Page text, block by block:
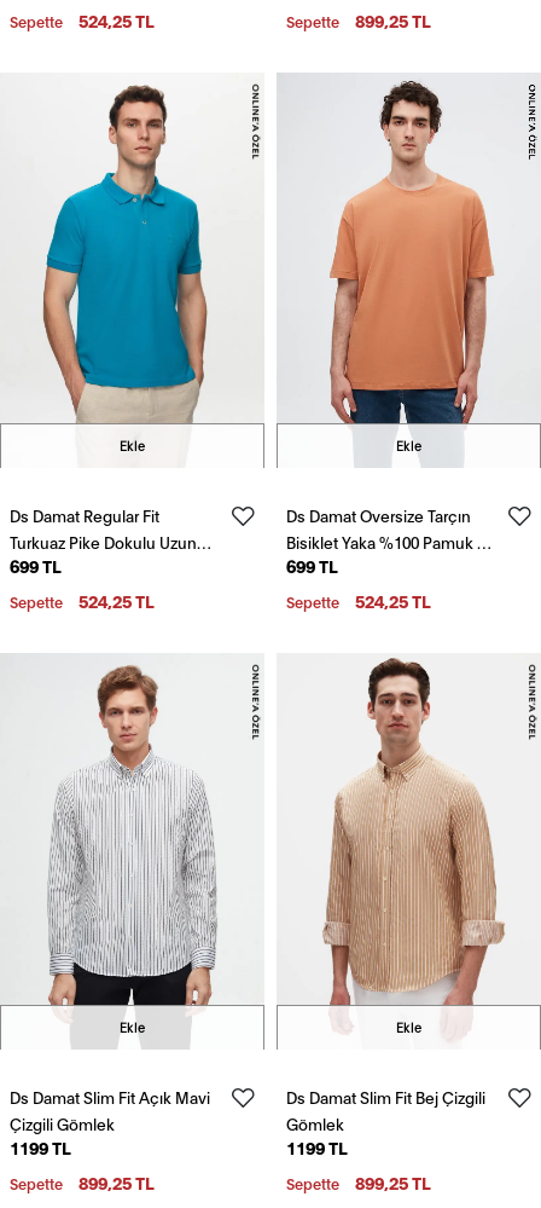
Sepette 524,25 TL Sepette 899,25 TL
Ekle
Ds Damat Regular Fit
Turkuaz Pike Dokulu Uzun
Ömürlü Kıvrılmaz Polo Yaka
Nakışlı T-Shirt
699 TL
Sepette 524,25 TL
Ekle
Ds Damat Oversize Tarçın
Bisiklet Yaka %100 Pamuk T-
Shirt
699 TL
Sepette 524,25 TL
Ekle
Ds Damat Slim Fit Açık Mavi
Çizgili Gömlek
1199 TL
Sepette 899,25 TL
Ekle
Ds Damat Slim Fit Bej Çizgili
Gömlek
1199 TL
Sepette 899,25 TL